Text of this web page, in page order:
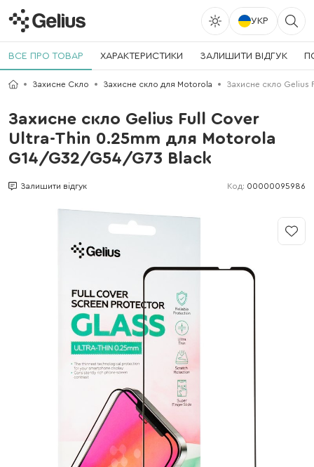
УКР
ВСЕ ПРО ТОВАР ХАРАКТЕРИСТИКИ ЗАЛИШИТИ ВІДГУК
Захисне Скло Захисне скло для Motorola Захисне скло Gelius
Захисне скло Gelius Full Cover
Ultra-Thin 0.25mm для Motorola
G14/G32/G54/G73 Black
Залишити відгук Код: 00000095986